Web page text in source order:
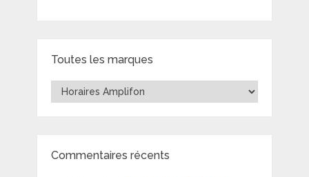
Toutes les marques
Toutes
les
Commentaires récents